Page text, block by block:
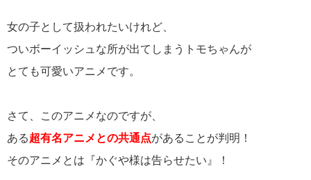
女の子として扱われたいけれど、
ついボーイッシュな所が出てしまうトモちゃんが
とても可愛いアニメです。
さて、このアニメなのですが、
ある超有名アニメとの共通点があることが判明！
そのアニメとは『かぐや様は告らせたい』！